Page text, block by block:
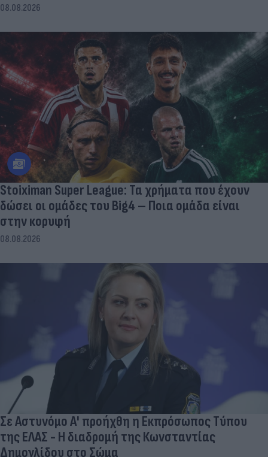
08.08.2026
Stoiximan Super League: Τα χρήματα που έχουν
δώσει οι ομάδες του Big4 – Ποια ομάδα είναι
στην κορυφή
08.08.2026
Σε Αστυνόμο Α' προήχθη η Εκπρόσωπος Τύπου
της ΕΛΑΣ - Η διαδρομή της Κωνσταντίας
Δημογλίδου στο Σώμα